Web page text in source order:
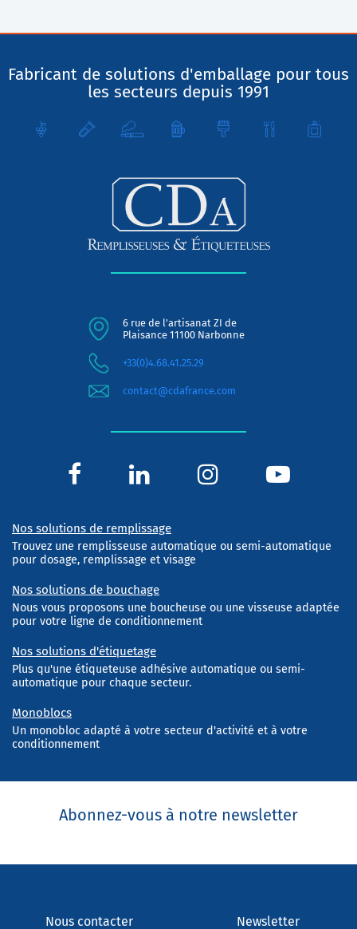
Fabricant de solutions d'emballage pour tous
les secteurs depuis 1991
6 rue de l'artisanat ZI de
Plaisance 11100 Narbonne
+33(0)4.68.41.25.29
contact@cdafrance.com
Nos solutions de remplissage
Trouvez une remplisseuse automatique ou semi-automatique
pour dosage, remplissage et visage
Nos solutions de bouchage
Nous vous proposons une boucheuse ou une visseuse adaptée
pour votre ligne de conditionnement
Nos solutions d'étiquetage
Plus qu'une étiqueteuse adhésive automatique ou semi-
automatique pour chaque secteur.
Monoblocs
Un monobloc adapté à votre secteur d'activité et à votre
conditionnement
Abonnez-vous à notre newsletter
Nous contacter Newsletter